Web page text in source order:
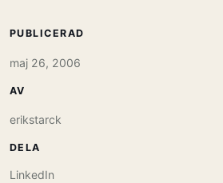
PUBLICERAD
maj 26, 2006
AV
erikstarck
DELA
LinkedIn